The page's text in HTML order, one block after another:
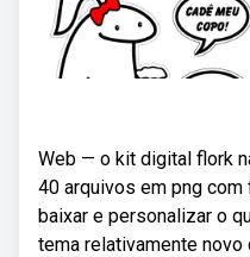
Web — o kit digital flork
40 arquivos em png com
baixar e personalizar o
tema relativamente